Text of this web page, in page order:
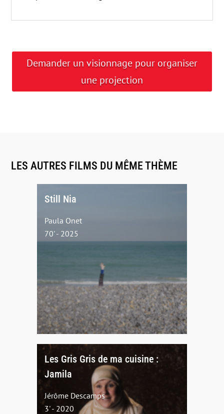
Demander un visionnage pour organiser
une projection
LES AUTRES FILMS DU MÊME THÈME
Still Nia
Paula Onet
70' - 2025
Les Gris Gris de ma cuisine :
Jamila
Jérôme Descamps
3' - 2020